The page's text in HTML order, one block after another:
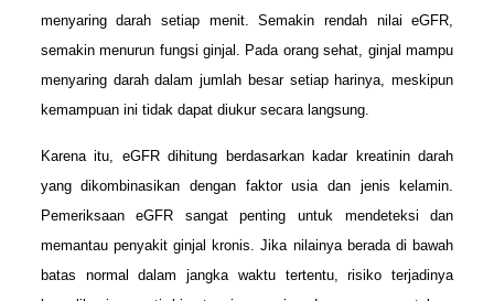
menyaring darah setiap menit. Semakin rendah nilai eGFR,
semakin menurun fungsi ginjal. Pada orang sehat, ginjal mampu
menyaring darah dalam jumlah besar setiap harinya, meskipun
kemampuan ini tidak dapat diukur secara langsung.
Karena itu, eGFR dihitung berdasarkan kadar kreatinin darah
yang dikombinasikan dengan faktor usia dan jenis kelamin.
Pemeriksaan eGFR sangat penting untuk mendeteksi dan
memantau penyakit ginjal kronis. Jika nilainya berada di bawah
batas normal dalam jangka waktu tertentu, risiko terjadinya